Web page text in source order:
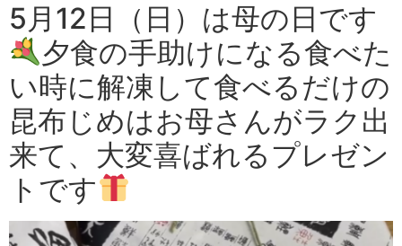
5月12日（日）は母の日です
夕食の手助けになる食べた
い時に解凍して食べるだけの
昆布じめはお母さんがラク出
来て、大変喜ばれるプレゼン
トです